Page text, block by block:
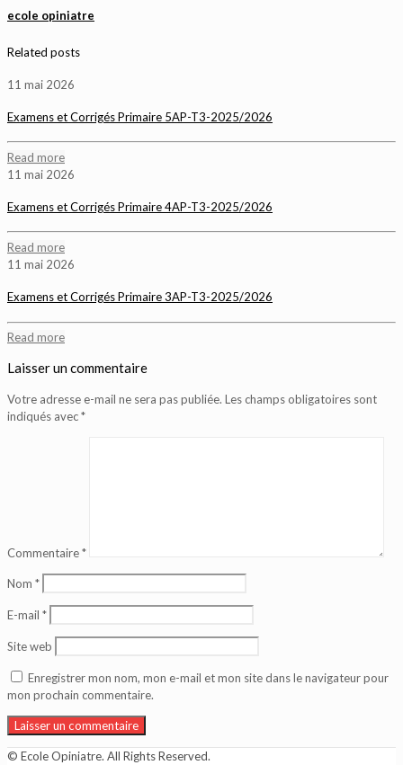
ecole opiniatre
Related posts
11 mai 2026
Examens et Corrigés Primaire 5AP-T3-2025/2026
Read more
11 mai 2026
Examens et Corrigés Primaire 4AP-T3-2025/2026
Read more
11 mai 2026
Examens et Corrigés Primaire 3AP-T3-2025/2026
Read more
Laisser un commentaire
Votre adresse e-mail ne sera pas publiée. Les champs obligatoires sont
indiqués avec*
Commentaire*
Nom *
E-mail *
Site web
Enregistrer mon nom, mon e-mail et mon site dans le navigateur pour
mon prochain commentaire.
© Ecole Opiniatre. All Rights Reserved.